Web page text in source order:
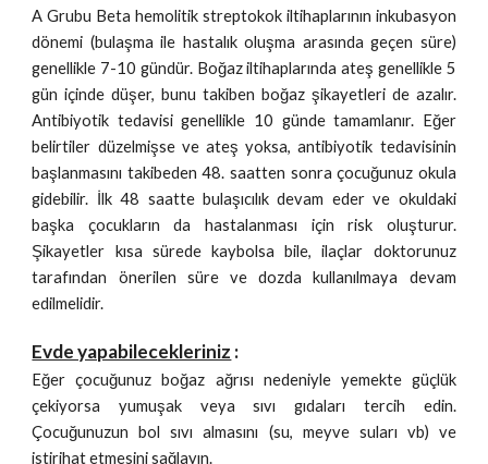
A Grubu Beta hemolitik streptokok iltihaplarının inkubasyon
dönemi (bulaşma ile hastalık oluşma arasında geçen süre)
genellikle 7-10 gündür. Boğaz iltihaplarında ateş genellikle 5
gün içinde düşer, bunu takiben boğaz şikayetleri de azalır.
Antibiyotik tedavisi genellikle 10 günde tamamlanır. Eğer
belirtiler düzelmişse ve ateş yoksa, antibiyotik tedavisinin
başlanmasını takibeden 48. saatten sonra çocuğunuz okula
gidebilir. İlk 48 saatte bulaşıcılık devam eder ve okuldaki
başka çocukların da hastalanması için risk oluşturur.
Şikayetler kısa sürede kaybolsa bile, ilaçlar doktorunuz
tarafından önerilen süre ve dozda kullanılmaya devam
edilmelidir.
Evde yapabilecekleriniz :
Eğer çocuğunuz boğaz ağrısı nedeniyle yemekte güçlük
çekiyorsa yumuşak veya sıvı gıdaları tercih edin.
Çocuğunuzun bol sıvı almasını (su, meyve suları vb) ve
istirihat etmesini sağlayın.